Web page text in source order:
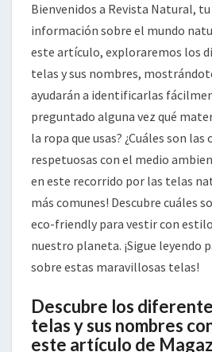
EN
ESTE
Bienvenidos a Revista Natural,
información sobre el mundo
este artículo, exploraremos los
telas y sus nombres,
ayudarán a identificarlas
preguntado alguna vez qué
la ropa que usas? ¿Cuáles son las
respetuosas con el medio
en este recorrido por las telas
más comunes! Descubre cuáles
eco-friendly para vestir con
nuestro planeta. ¡Sigue leyendo
sobre estas maravillosas telas!
Descubre los
telas y sus nombres
este artículo de